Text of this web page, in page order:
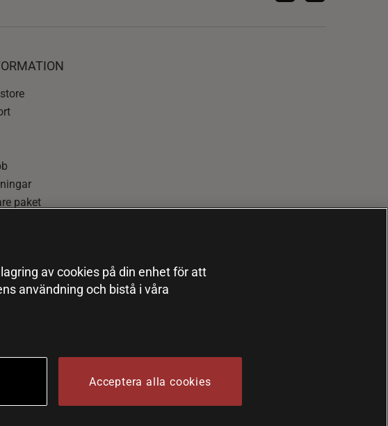
paket
av cookies på din enhet för att
användning och bistå i våra
Acceptera alla cookies